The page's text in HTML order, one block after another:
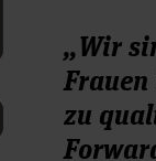
„Wir
zu